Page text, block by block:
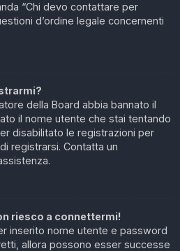
“Chi devo contattare per
d’ordine legale concernenti
della Board abbia bannato il
il nome utente che stai tentando
disabilitato le registrazioni per
registrarsi. Contatta un
riesco a connettermi!
inserito nome utente e password
allora possono esser successe